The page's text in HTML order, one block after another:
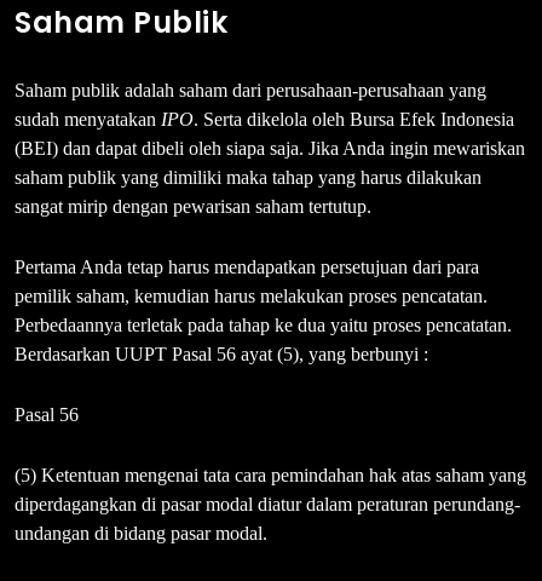
Saham Publik
Saham publik adalah saham dari perusahaan-perusahaan yang
sudah menyatakan IPO. Serta dikelola oleh Bursa Efek Indonesia
(BEI) dan dapat dibeli oleh siapa saja. Jika Anda ingin mewariskan
saham publik yang dimiliki maka tahap yang harus dilakukan
sangat mirip dengan pewarisan saham tertutup.
Pertama Anda tetap harus mendapatkan persetujuan dari para
pemilik saham, kemudian harus melakukan proses pencatatan.
Perbedaannya terletak pada tahap ke dua yaitu proses pencatatan.
Berdasarkan UUPT Pasal 56 ayat (5), yang berbunyi :
Pasal 56
(5) Ketentuan mengenai tata cara pemindahan hak atas saham yang
diperdagangkan di pasar modal diatur dalam peraturan perundang-
undangan di bidang pasar modal.